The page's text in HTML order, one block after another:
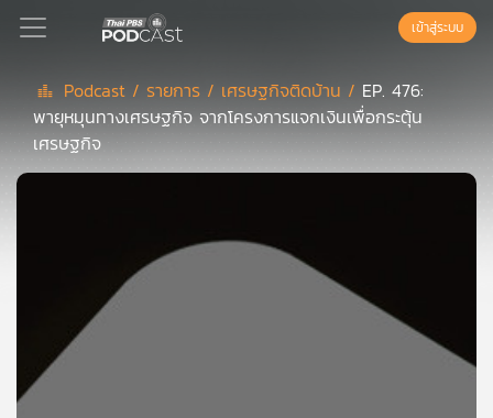
Podcast
เพล
ย์
เข้าสู่ระบบ
Podcast / รายการ / เศรษฐกิจติดบ้าน / EP. 476:
พายุหมุนทางเศรษฐกิจ จากโครงการแจกเงินเพื่อกระตุ้น
เศรษฐกิจ